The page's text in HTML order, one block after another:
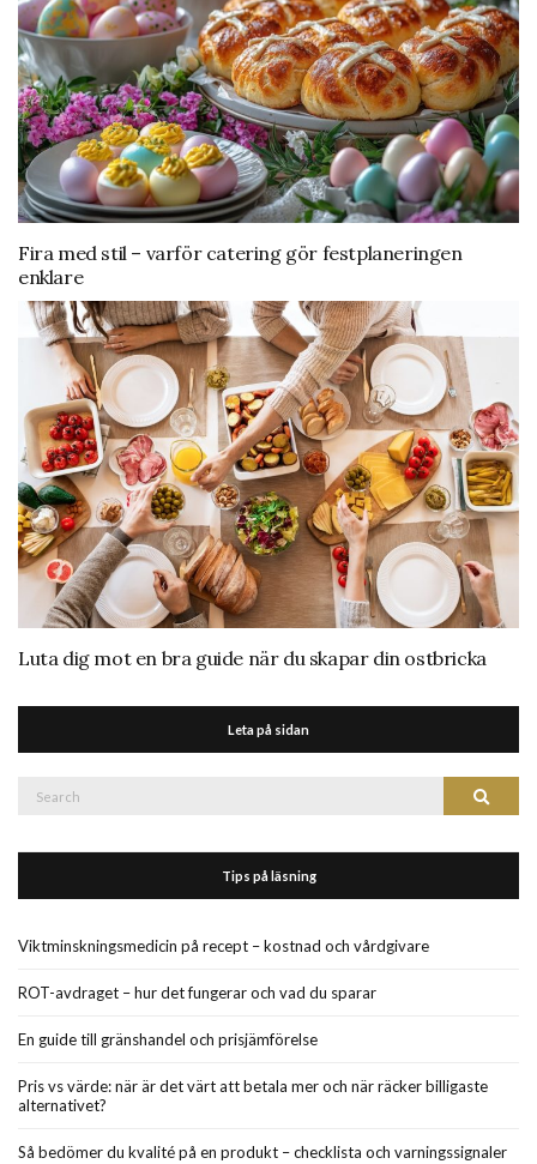
Fira med stil – varför catering gör festplaneringen
enklare
Luta dig mot en bra guide när du skapar din ostbricka
Leta på sidan
Search
Search
Tips på läsning
Viktminskningsmedicin på recept – kostnad och vårdgivare
ROT-avdraget – hur det fungerar och vad du sparar
En guide till gränshandel och prisjämförelse
Pris vs värde: när är det värt att betala mer och när räcker billigaste
alternativet?
Så bedömer du kvalité på en produkt – checklista och varningssignaler